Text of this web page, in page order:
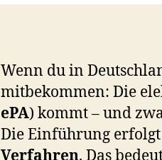
Wenn du in
mitbekommen: Die
ePA) kommt – und
Die Einführung
Verfahren. Das